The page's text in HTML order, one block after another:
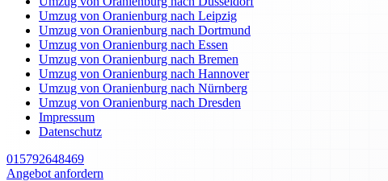
Umzug von Oranienburg nach Leipzig
Umzug von Oranienburg nach Dortmund
Umzug von Oranienburg nach Essen
Umzug von Oranienburg nach Bremen
Umzug von Oranienburg nach Hannover
Umzug von Oranienburg nach Nürnberg
Umzug von Oranienburg nach Dresden
Impressum
Datenschutz
015792648469
Angebot anfordern